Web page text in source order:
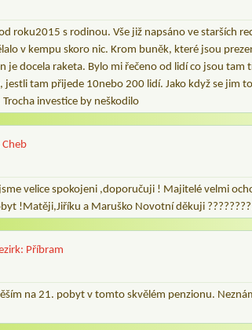
roku2015 s rodinou. Vše již napsáno ve starších
v kempu skoro nic. Krom buněk, které jsou
je docela raketa. Bylo mi řečeno od lidí co jsou tam
jestli tam přijede 10nebo 200 lidí. Jako když se jim
investice by neškodilo
Cheb
velice spokojeni ,doporučuji ! Majitelé velmi
!Matěji,Jiříku a Maruško Novotní děkuji
Příbram
na 21. pobyt v tomto skvělém penzionu.